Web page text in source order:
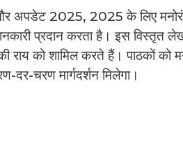
अपडेट 2025, 2025 के लिए
प्रदान करता है। इस विस्तृत
राय को शामिल करते हैं। पाठकों
दर-चरण मार्गदर्शन मिलेगा।